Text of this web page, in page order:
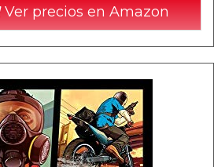
Ver precios en Amazon